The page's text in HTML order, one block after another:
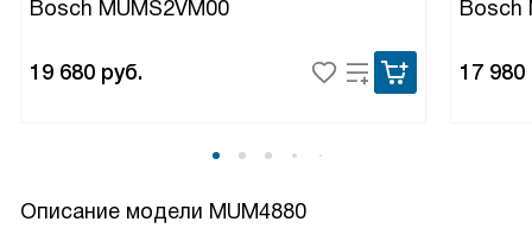
Bosch MUMS2VM00
19 680 руб.
Bosch
17 980
Описание модели MUM4880